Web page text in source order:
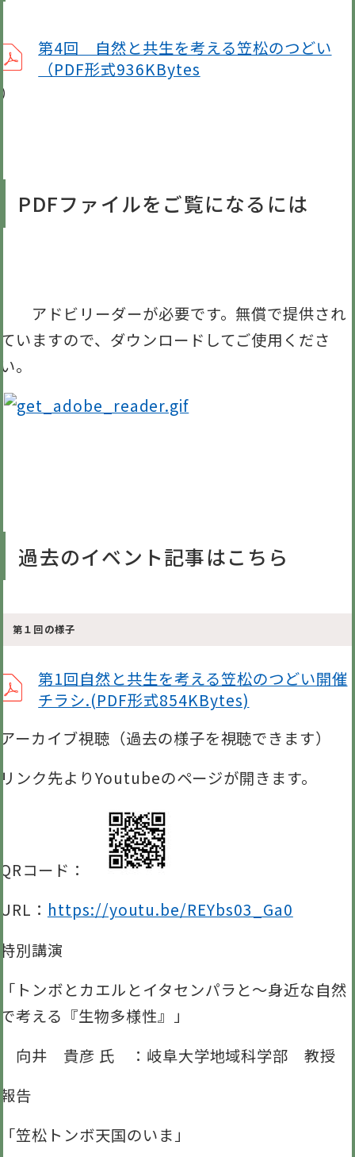
第4回 自然と共生を考える笠松のつどい
（PDF形式936KBytes
）
PDFファイルをご覧になるには
アドビリーダーが必要です。無償で提供され
ていますので、ダウンロードしてご使用くださ
い。
過去のイベント記事はこちら
第１回の様子
第1回自然と共生を考える笠松のつどい開催
チラシ.(PDF形式854KBytes)
アーカイブ視聴（過去の様子を視聴できます）
リンク先よりYoutubeのページが開きます。
QRコード：
URL： https://youtu.be/REYbs03_Ga0
特別講演
「トンボとカエルとイタセンパラと～身近な自然
で考える『生物多様性』」
向井 貴彦 氏 ：岐阜大学地域科学部 教授
報告
「笠松トンボ天国のいま」